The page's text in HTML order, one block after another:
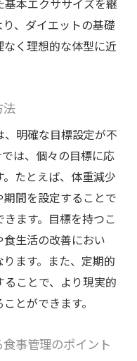
したプログラム
運動習慣の形成
エットを実現する
養指導の重要性
らすダイエット効
成までの道のり
康習慣のアドバイ
で目標維持
ット成功の秘訣
のトレーナーの役
る個別対応のメリ
基本エクササイズを継
、ダイエットの基礎
く理想的な体型に近
法
明確な目標設定が不
は、個々の目標に応
たとえば、体重減少
間を設定することで
ます。目標を持つこ
生活の改善におい
ます。また、定期的
ことで、より現実的
とができます。
事管理のポイント